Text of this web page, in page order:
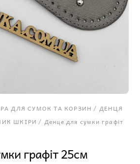
ДЛЯ СУМОК ТА КОРЗИН / ДЕНЦЯ
ШКІРИ / Денце для сумки графіт
графіт 25см